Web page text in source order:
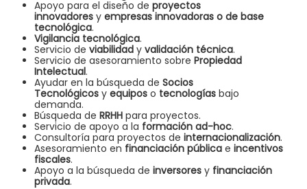
Apoyo para el diseño de proyectos
innovadores y empresas innovadoras o de base
tecnológica.
Vigilancia tecnológica.
Servicio de viabilidad y validación técnica.
Servicio de asesoramiento sobre Propiedad
Intelectual.
Ayudar en la búsqueda de Socios
Tecnológicos y equipos o tecnologías bajo
demanda.
Búsqueda de RRHH para proyectos.
Servicio de apoyo a la formación ad-hoc.
Consultoría para proyectos de internacionalización.
Asesoramiento en financiación pública e incentivos
fiscales.
Apoyo a la búsqueda de inversores y financiación
privada.